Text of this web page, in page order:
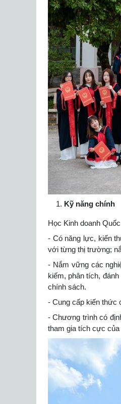
Kỹ năng chính
Học Kinh doanh
- Có năng lực, kiến
với từng thị trường;
- Nắm vững các
kiếm, phân tích,
chính sách.
- Cung cấp kiến thức
- Chương trình có
tham gia tích cực của